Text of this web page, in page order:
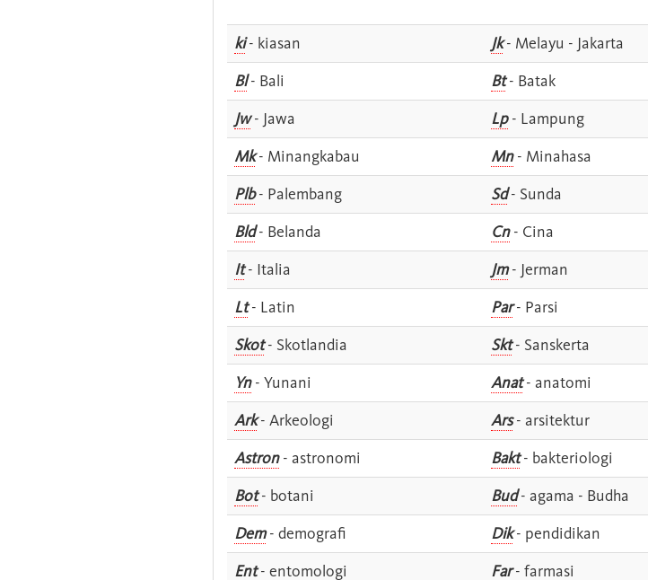
ki- kiasan Jk- Melayu - Jakarta
Bl- Bali Bt- Batak
Jw- Jawa Lp- Lampung
Mk- Minangkabau Mn- Minahasa
Plb- Palembang Sd- Sunda
Bld- Belanda Cn- Cina
It- Italia Jm- Jerman
Lt- Latin Par- Parsi
Skot- Skotlandia Skt- Sanskerta
Yn- Yunani Anat- anatomi
Ark- Arkeologi Ars- arsitektur
Astron- astronomi Bakt- bakteriologi
Bot- botani Bud- agama - Budha
Dem- demografi Dik- pendidikan
Ent- entomologi Far- farmasi